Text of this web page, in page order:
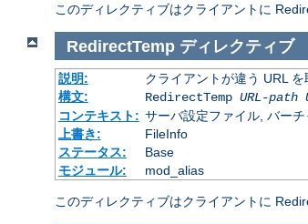
このディレクティブはクライアントに
RedirectTemp ディレクティブ
説明:
クライアントが違う URL
構文:
RedirectTemp URL-path
コンテキスト: サーバ設定ファイル, バー
上書き:
FileInfo
ステータス:
Base
モジュール:
mod_alias
このディレクティブはクライアントに